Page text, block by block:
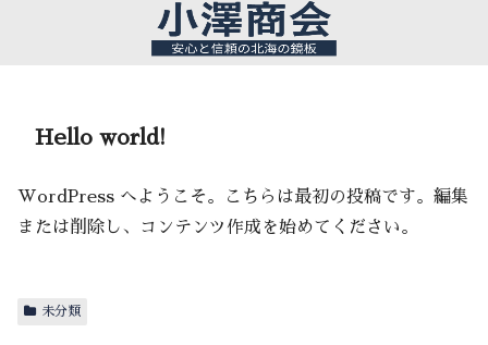
Hello world!
WordPress へようこそ。こちらは最初の投稿です。編集
または削除し、コンテンツ作成を始めてください。
未分類